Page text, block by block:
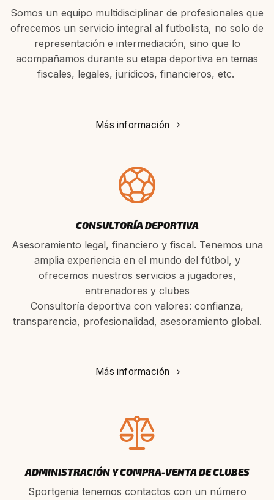
Somos un equipo multidisciplinar de profesionales que
ofrecemos un servicio integral al futbolista, no solo de
representación e intermediación, sino que lo
acompañamos durante su etapa deportiva en temas
fiscales, legales, jurídicos, financieros, etc.
Más información
CONSULTORÍA DEPORTIVA
Asesoramiento legal, financiero y fiscal. Tenemos una
amplia experiencia en el mundo del fútbol, y
ofrecemos nuestros servicios a jugadores,
entrenadores y clubes
Consultoría deportiva con valores: confianza,
transparencia, profesionalidad, asesoramiento global.
Más información
ADMINISTRACIÓN Y COMPRA-VENTA DE CLUBES
Sportgenia tenemos contactos con un número